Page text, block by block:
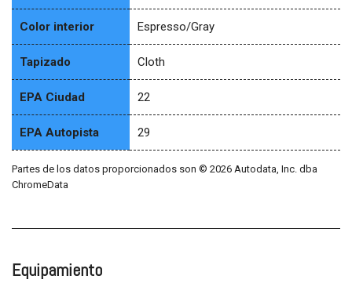
Color interior Espresso/Gray
Tapizado Cloth
EPA Ciudad 22
EPA Autopista 29
Partes de los datos proporcionados son © 2026 Autodata, Inc. dba
ChromeData
Equipamiento